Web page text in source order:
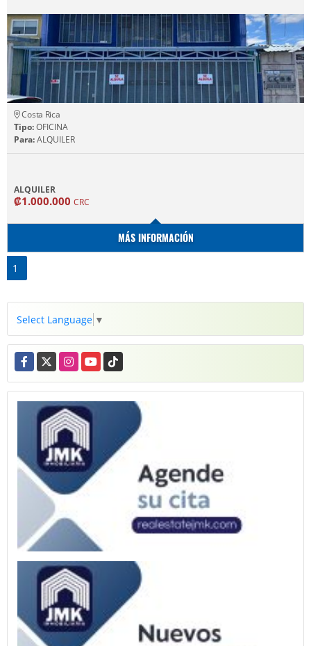
Costa Rica
Tipo:OFICINA
Para:ALQUILER
ALQUILER
₡1.000.000 CRC
MÁS INFORMACIÓN
1
Select Language ▼
Facebook
X InstagramYouTubeTikTok